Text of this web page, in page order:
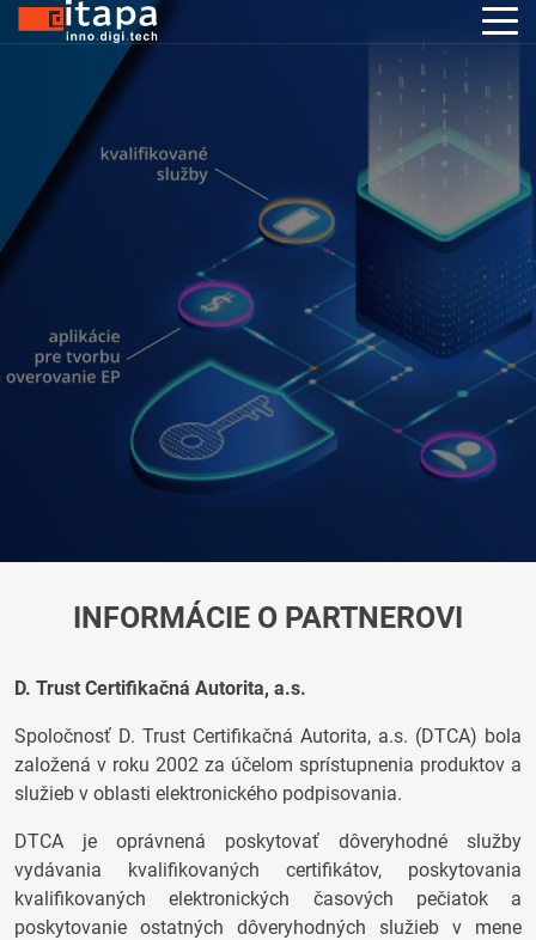
INFORMÁCIE O PARTNEROVI
D. Trust Certifikačná Autorita, a.s.
Spoločnosť D. Trust Certifikačná Autorita, a.s. (DTCA) bola
založená v roku 2002 za účelom sprístupnenia produktov a
služieb v oblasti elektronického podpisovania.
DTCA je oprávnená poskytovať dôveryhodné služby
vydávania kvalifikovaných certifikátov, poskytovania
kvalifikovaných elektronických časových pečiatok a
poskytovanie ostatných dôveryhodných služieb v mene